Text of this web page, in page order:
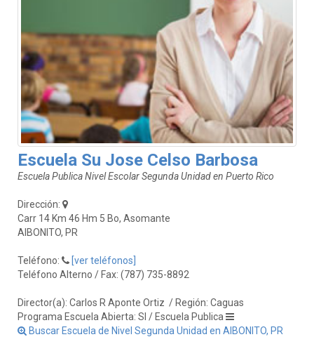
Escuela Su Jose Celso Barbosa
Escuela Publica Nivel Escolar Segunda Unidad en Puerto Rico
Dirección:
Carr 14 Km 46 Hm 5 Bo, Asomante
AIBONITO, PR
Teléfono:
[ver teléfonos]
Teléfono Alterno / Fax: (787) 735-8892
Director(a): Carlos R Aponte Ortiz / Región: Caguas
Programa Escuela Abierta: SI / Escuela Publica
Buscar Escuela de Nivel Segunda Unidad en AIBONITO, PR